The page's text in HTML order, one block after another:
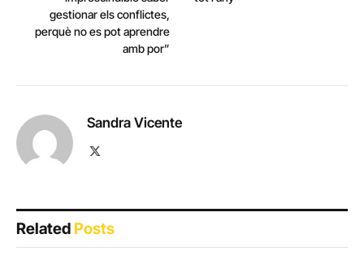
gestionar els conflictes,
perquè no es pot aprendre
amb por”
Sandra Vicente
RelatedPosts